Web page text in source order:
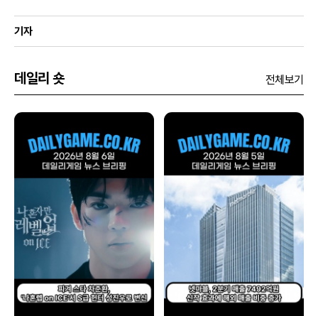
기자
데일리 숏 전체보기